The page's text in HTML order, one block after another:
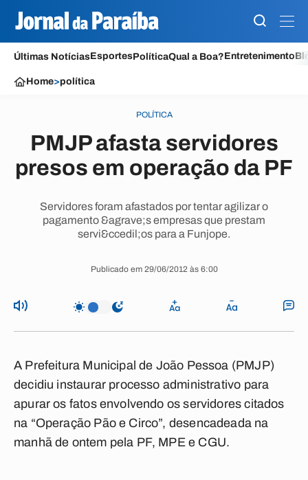
Últimas NotíciasEsportesPolíticaQual a Boa?Entretenimento
Home>política
POLÍTICA
PMJP afasta servidores
presos em operação da PF
Servidores foram afastados por tentar agilizar o
pagamento &agrave;s empresas que prestam
servi&ccedil;os para a Funjope.
Publicado em 29/06/2012 às 6:00
A Prefeitura Municipal de João Pessoa (PMJP)
decidiu instaurar processo administrativo para
apurar os fatos envolvendo os servidores citados
na “Operação Pão e Circo”, desencadeada na
manhã de ontem pela PF, MPE e CGU.